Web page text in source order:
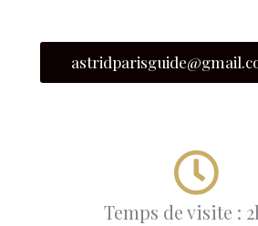
Temps de visite :